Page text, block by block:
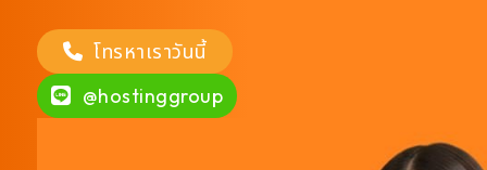
โทรหาเราวันนี้
@hostinggroup